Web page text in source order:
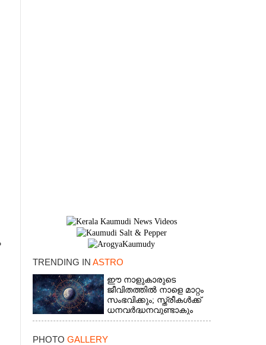
TRENDING IN ASTRO
ഈ നാളുകാരുടെ
ജീവിതത്തിൽ നാളെ മാറ്റം
സംഭവിക്കും; സ്ത്രീകള്‍ക്ക്
ധനവര്‍ദ്ധനവുണ്ടാകും
PHOTO GALLERY